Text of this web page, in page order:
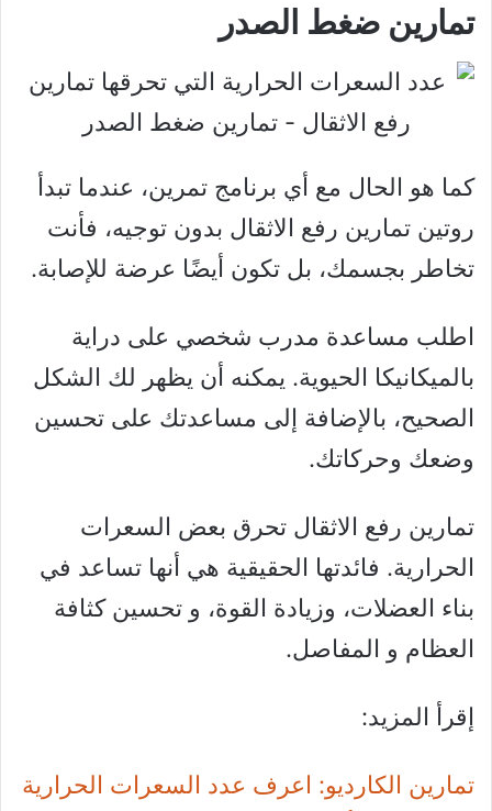
تمارين ضغط الصدر
كما هو الحال مع أي برنامج تمرين، عندما تبدأ
روتين تمارين رفع الاثقال بدون توجيه، فأنت
تخاطر بجسمك، بل تكون أيضًا عرضة للإصابة.
اطلب مساعدة مدرب شخصي على دراية
بالميكانيكا الحيوية. يمكنه أن يظهر لك الشكل
الصحيح، بالإضافة إلى مساعدتك على تحسين
وضعك وحركاتك.
تمارين رفع الاثقال تحرق بعض السعرات
الحرارية. فائدتها الحقيقية هي أنها تساعد في
بناء العضلات، وزيادة القوة، و تحسين كثافة
العظام و المفاصل.
إقرأ المزيد:
تمارين الكارديو: اعرف عدد السعرات الحرارية